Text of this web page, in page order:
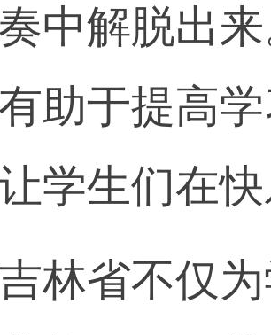
中解脱出
助于提高
学生们在
省不仅为